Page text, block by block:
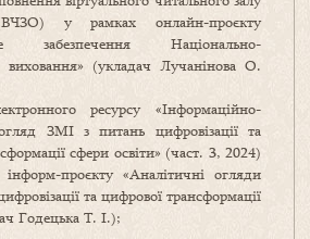
у рамках онлайн-проєкту
забезпечення Національно-
виховання» (укладач Лучанінова О.
ресурсу «Інформаційно-
ЗМІ з питань цифровізації та
сфери освіти» (част. 3, 2024)
проєкту «Аналітичні огляди
та цифрової трансформації
Годецька Т. І.);